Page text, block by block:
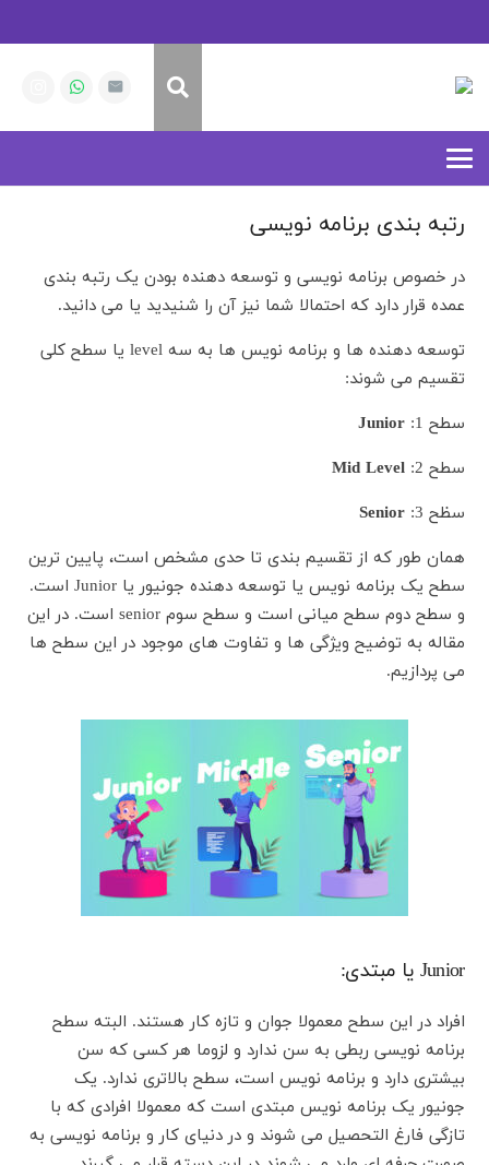
رتبه بندی برنامه نویسی
در خصوص برنامه نویسی و توسعه دهنده بودن یک رتبه بندی
عمده قرار دارد که احتمالا شما نیز آن را شنیدید یا می دانید.
توسعه دهنده ها و برنامه نویس ها به سه level یا سطح کلی
تقسیم می شوند:
سطح 1:
Junior
سطح 2:
Mid Level
سظح 3:
Senior
همان طور که از تقسیم بندی تا حدی مشخص است، پایین ترین
سطح یک برنامه نویس یا توسعه دهنده جونیور یا Junior است.
و سطح دوم سطح میانی است و سطح سوم senior است. در این
مقاله به توضیح ویژگی ها و تفاوت های موجود در این سطح ها
می پردازیم.
Junior یا مبتدی:
افراد در این سطح معمولا جوان و تازه کار هستند. البته سطح
برنامه نویسی ربطی به سن ندارد و لزوما هر کسی که سن
بیشتری دارد و برنامه نویس است، سطح بالاتری ندارد. یک
جونیور یک برنامه نویس مبتدی است که معمولا افرادی که با
تازگی فارغ التحصیل می شوند و در دنیای کار و برنامه نویسی به